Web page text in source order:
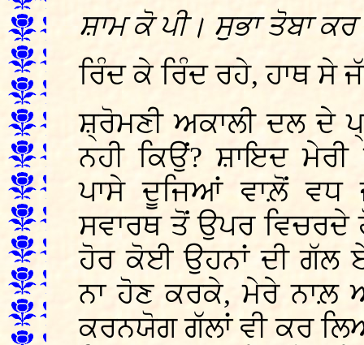
ਸ਼ਾਮ ਕੋ ਪੀ। ਸੁਭਾ ਤੋਬਾ ਕਰ
ਰਿੰਦ ਕੇ ਰਿੰਦ ਰਹੇ, ਹਾਥ ਸੇ
ਸ਼੍ਰੋਮਣੀ ਅਕਾਲੀ ਦਲ ਦੇ
ਨਹੀ ਕਿਉਂ? ਸ਼ਾਇਦ
ਪਾਸੇ ਦੂਜਿਆਂ ਵਾਲ਼ੋਂ ਵਧ
ਸਵਾਰਥ ਤੋਂ ਉਪਰ ਵਿਚਰਦੇ
ਹੋਰ ਕੋਈ ਉਹਨਾਂ ਦੀ ਗੱਲ
ਨਾ ਹੋਣ ਕਰਕੇ, ਮੇਰੇ ਨਾਲ਼
ਕਰਨਯੋਗ ਗੱਲਾਂ ਵੀ ਕਰ